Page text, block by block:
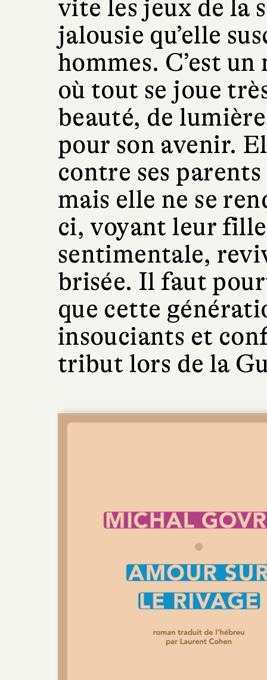
vite les jeux de la
jalousie qu’elle
hommes. C’est
où tout se joue
beauté, de
pour son avenir.
contre ses
mais elle ne se
ci, voyant leur
sentimentale,
brisée. Il faut
que cette
insouciants et
tribut lors de la